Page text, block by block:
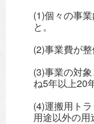
(1)個々の事
と。
(2)事業費が
(3)事業の対
ね5年以上20
(4)運搬用ト
用途以外の